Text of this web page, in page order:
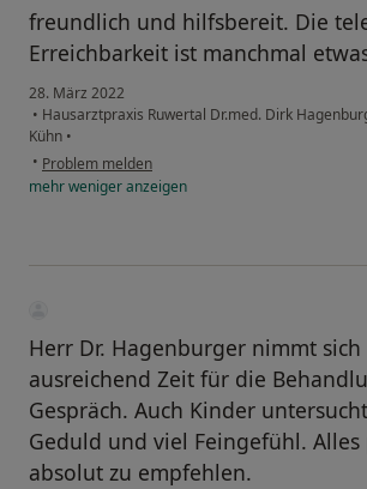
freundlich und hilfsbereit. Die
Erreichbarkeit ist manchmal
28. März 2022
• Hausarztpraxis Ruwertal Dr.med. Dirk
Kühn •
• Problem melden
mehrwenigeranzeigen
Herr Dr. Hagenburger nimmt
ausreichend Zeit für die
Gespräch. Auch Kinder
Geduld und viel Feingefühl. Alles
absolut zu empfehlen.